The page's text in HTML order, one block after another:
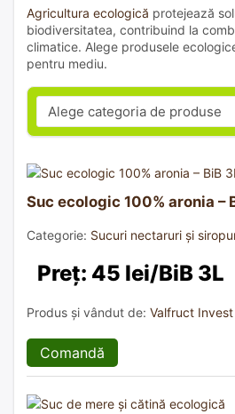
Agricultura ecologică protejează
biodiversitatea, contribuind la
climatice. Alege produsele
pentru mediu.
Suc ecologic 100% aronia –
Categorie: Sucuri nectaruri și
Preț: 45 lei/BiB 3L
Produs și vândut de: Valfruct Invest
Comandă